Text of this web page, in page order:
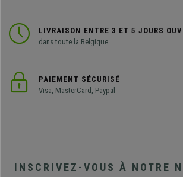
LIVRAISON ENTRE 3 ET 5 JOURS
dans toute la Belgique
PAIEMENT SÉCURISÉ
Visa, MasterCard, Paypal
INSCRIVEZ-VOUS À NOTRE